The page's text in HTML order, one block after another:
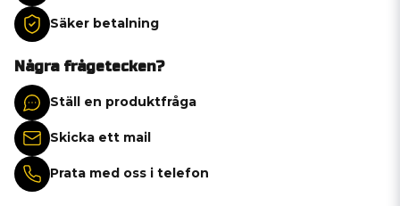
Säker betalning
Några frågetecken?
Ställ en produktfråga
Skicka ett mail
Prata med oss i telefon